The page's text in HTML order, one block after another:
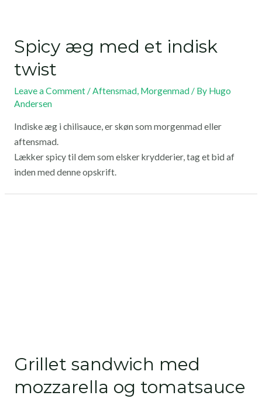
Spicy æg med et indisk
twist
Leave a Comment /Aftensmad, Morgenmad/ By Hugo
Andersen
Indiske æg i chilisauce, er skøn som morgenmad eller
aftensmad.
Lækker spicy til dem som elsker krydderier, tag et bid af
inden med denne opskrift.
Grillet sandwich med
mozzarella og tomatsauce